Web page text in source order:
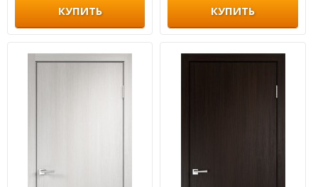
КУПИТЬ КУПИТЬ